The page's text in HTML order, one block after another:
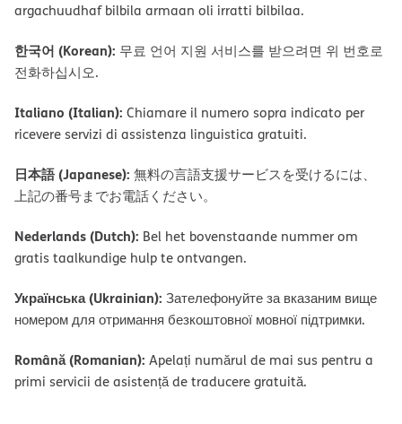
argachuudhaf bilbila armaan oli irratti bilbilaa.
한국어 (Korean): 무료 언어 지원 서비스를 받으려면 위 번호로
전화하십시오.
Italiano (Italian): Chiamare il numero sopra indicato per
ricevere servizi di assistenza linguistica gratuiti.
日本語 (Japanese): 無料の言語支援サービスを受けるには、
上記の番号までお電話ください。
Nederlands (Dutch): Bel het bovenstaande nummer om
gratis taalkundige hulp te ontvangen.
Українська (Ukrainian): Зателефонуйте за вказаним вище
номером для отримання безкоштовної мовної підтримки.
Română (Romanian): Apelați numărul de mai sus pentru a
primi servicii de asistență de traducere gratuită.